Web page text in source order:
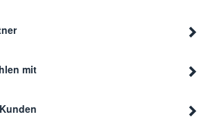
mit